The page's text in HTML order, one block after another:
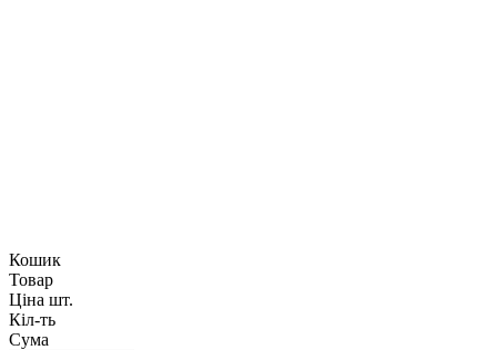
Кошик
Товар
Ціна шт.
Кіл-ть
Сума